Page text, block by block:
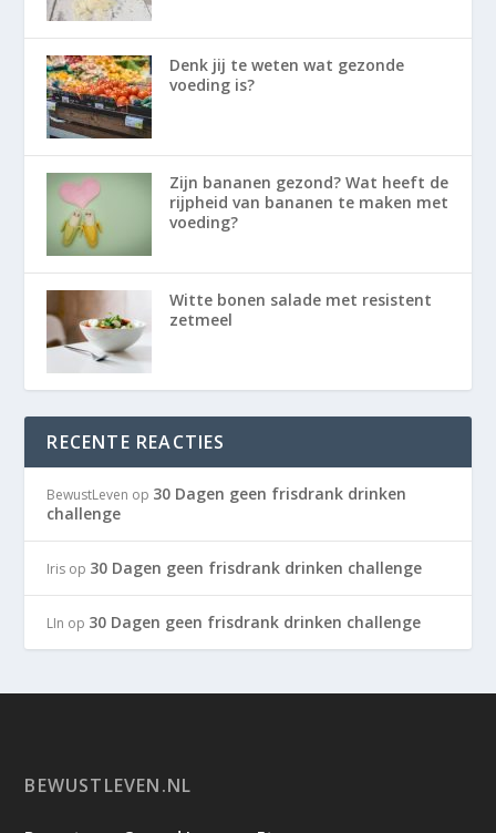
Denk jij te weten wat gezonde
voeding is?
Zijn bananen gezond? Wat heeft de
rijpheid van bananen te maken met
voeding?
Witte bonen salade met resistent
zetmeel
RECENTE REACTIES
BewustLeven op 30 Dagen geen frisdrank drinken
challenge
Iris op 30 Dagen geen frisdrank drinken challenge
LIn op 30 Dagen geen frisdrank drinken challenge
BEWUSTLEVEN.NL